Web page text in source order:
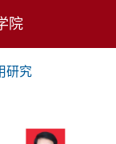
院
研究